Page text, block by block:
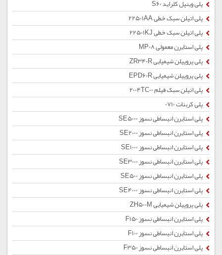
پلی وینیل کلراید S60
پلی اتیلن سبک خطی 22501AA
پلی اتیلن سبک خطی 22501KJ
پلی استایرن معمولی MP08
پلی پروپیلن شیمیایی ZR340R
پلی پروپیلن شیمیایی EPD60R
پلی اتیلن سبک فیلم 2004TC00
پلی کربنات 0710
پلی استایرن انبساطی نسوز SE5000
پلی استایرن انبساطی نسوز SE2000
پلی استایرن انبساطی نسوز SE1000
پلی استایرن انبساطی نسوز SE3000
پلی استایرن انبساطی نسوز SE500
پلی استایرن انبساطی نسوز SE4000
پلی پروپیلن شیمیایی ZH500M
پلی استایرن انبساطی نسوز F150
پلی استایرن انبساطی نسوز F100
پلی استایرن انبساطی نسوز F350